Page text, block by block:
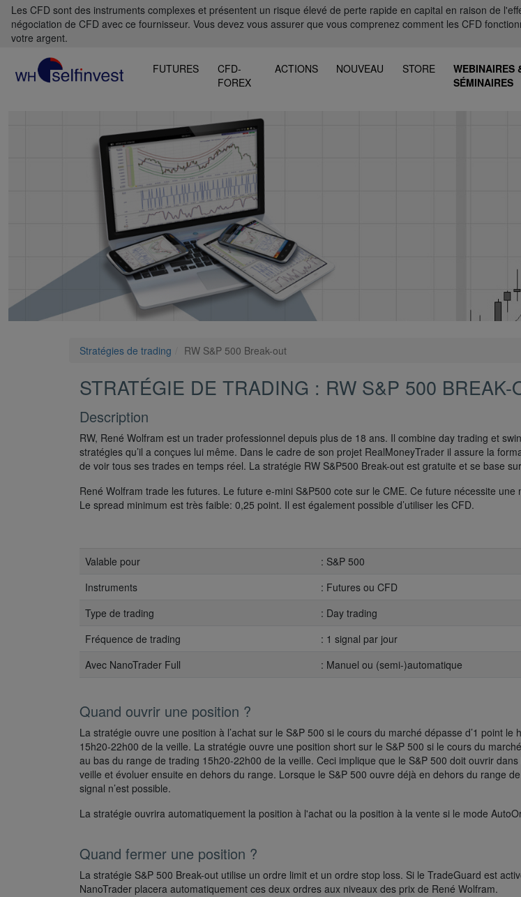
Les CFD sont des instruments complexes et présentent un risque élevé de perte rapide en capital en raison de
négociation de CFD avec ce fournisseur. Vous devez vous assurer que vous comprenez comment les CFD
votre argent.
FUTURES
CFD-
FOREX
ACTIONS NOUVEAU STORE
WEBINAIRES
SÉMINAIRES
Stratégies de trading RW S&P 500 Break-out
STRATÉGIE DE TRADING : RW S&P 500 BREAK-
Description
RW, René Wolfram est un trader professionnel depuis plus de 18 ans. Il combine day trading et
stratégies qu’il a conçues lui même. Dans le cadre de son projet RealMoneyTrader il assure la
de voir tous ses trades en temps réel. La stratégie RW S&P500 Break-out est gratuite et se base
René Wolfram trade les futures. Le future e-mini S&P500 cote sur le CME. Ce future nécessite une
Le spread minimum est très faible: 0,25 point. Il est également possible d’utiliser les CFD.
Valable pour
: S&P 500
Instruments
: Futures ou CFD
Type de trading
: Day trading
Fréquence de trading
: 1 signal par jour
Avec NanoTrader Full
: Manuel ou (semi-)automatique
Quand ouvrir une position ?
La stratégie ouvre une position à l’achat sur le S&P 500 si le cours du marché dépasse d’1 point le
15h20-22h00 de la veille. La stratégie ouvre une position short sur le S&P 500 si le cours du
au bas du range de trading 15h20-22h00 de la veille. Ceci implique que le S&P 500 doit ouvrir
veille et évoluer ensuite en dehors du range. Lorsque le S&P 500 ouvre déjà en dehors du range
signal n’est possible.
La stratégie ouvrira automatiquement la position à l'achat ou la position à la vente si le mode
Quand fermer une position ?
La stratégie S&P 500 Break-out utilise un ordre limit et un ordre stop loss. Si le TradeGuard est
NanoTrader placera automatiquement ces deux ordres aux niveaux des prix de René Wolfram.